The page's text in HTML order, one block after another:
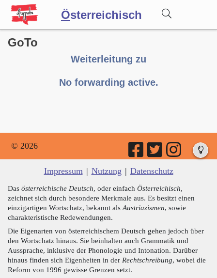
Österreichisch
Wörterbuch
GoTo
Weiterleitung zu
No forwarding active.
© 2026
Impressum | Nutzung | Datenschutz
Das österreichische Deutsch, oder einfach Österreichisch,
zeichnet sich durch besondere Merkmale aus. Es besitzt einen
einzigartigen Wortschatz, bekannt als Austriazismen, sowie
charakteristische Redewendungen.
Die Eigenarten von österreichischem Deutsch gehen jedoch über
den Wortschatz hinaus. Sie beinhalten auch Grammatik und
Aussprache, inklusive der Phonologie und Intonation. Darüber
hinaus finden sich Eigenheiten in der Rechtschreibung, wobei die
Reform von 1996 gewisse Grenzen setzt.